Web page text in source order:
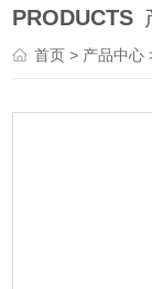
PRODUCTS
首页> 产品中心